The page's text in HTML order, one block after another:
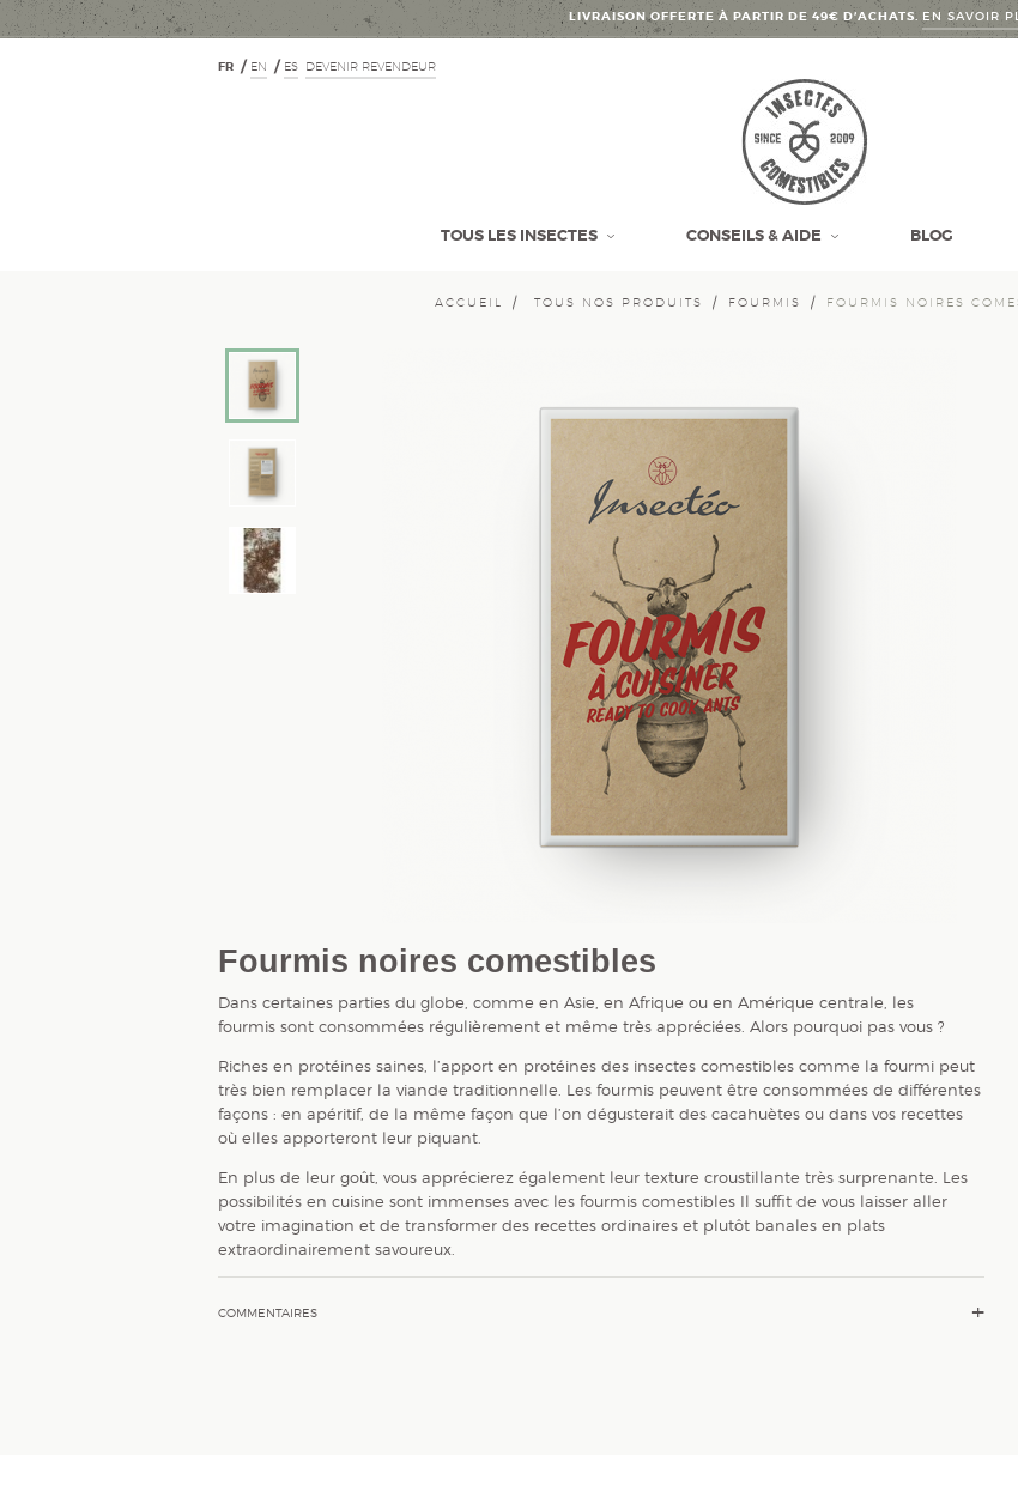
LIVRAISON OFFERTE À PARTIR DE 49€ D’ACHATS. EN SAVOIR
FR EN ES DEVENIR REVENDEUR
TOUS LES INSECTES CONSEILS & AIDE BLOG
ACCUEIL TOUS NOS PRODUITS FOURMIS FOURMIS NOIRES
Fourmis noires comestibles
Dans certaines parties du globe, comme en Asie, en Afrique ou en Amérique centrale, les
fourmis sont consommées régulièrement et même très appréciées. Alors pourquoi pas vous ?
Riches en protéines saines, l’apport en protéines des insectes comestibles comme la fourmi peut
très bien remplacer la viande traditionnelle. Les fourmis peuvent être consommées de différentes
façons : en apéritif, de la même façon que l’on dégusterait des cacahuètes ou dans vos recettes
où elles apporteront leur piquant.
En plus de leur goût, vous apprécierez également leur texture croustillante très surprenante. Les
possibilités en cuisine sont immenses avec les fourmis comestibles Il suffit de vous laisser aller
votre imagination et de transformer des recettes ordinaires et plutôt banales en plats
extraordinairement savoureux.
COMMENTAIRES